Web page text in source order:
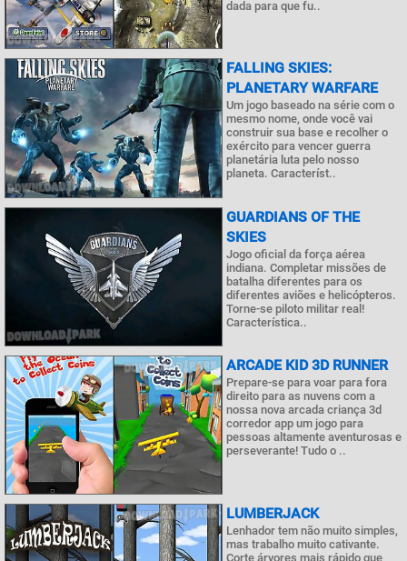
dada para que fu..
FALLING SKIES:
PLANETARY WARFARE
Um jogo baseado na série com o
mesmo nome, onde você vai
construir sua base e recolher o
exército para vencer guerra
planetária luta pelo nosso
planeta. Característ..
GUARDIANS OF THE
SKIES
Jogo oficial da força aérea
indiana. Completar missões de
batalha diferentes para os
diferentes aviões e helicópteros.
Torne-se piloto militar real!
Característica..
ARCADE KID 3D RUNNER
Prepare-se para voar para fora
direito para as nuvens com a
nossa nova arcada criança 3d
corredor app um jogo para
pessoas altamente aventurosas e
perseverante! Tudo o ..
LUMBERJACK
Lenhador tem não muito simples,
mas trabalho muito cativante.
Corte árvores mais rápido que